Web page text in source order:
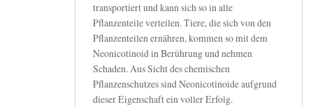
transportiert und kann sich so in alle
Pflanzenteile verteilen. Tiere, die sich von den
Pflanzenteilen ernähren, kommen so mit dem
Neonicotinoid in Berührung und nehmen
Schaden. Aus Sicht des chemischen
Pflanzenschutzes sind Neonicotinoide aufgrund
dieser Eigenschaft ein voller Erfolg.